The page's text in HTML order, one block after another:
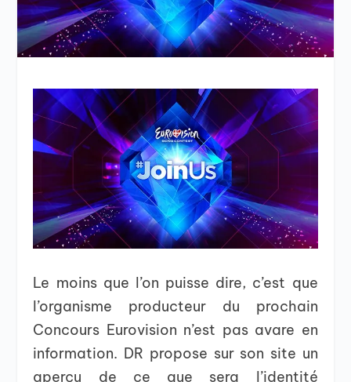
Le moins que l’on puisse dire, c’est que
l’organisme producteur du prochain
Concours Eurovision n’est pas avare en
information. DR propose sur son site un
aperçu de ce que sera l’identité